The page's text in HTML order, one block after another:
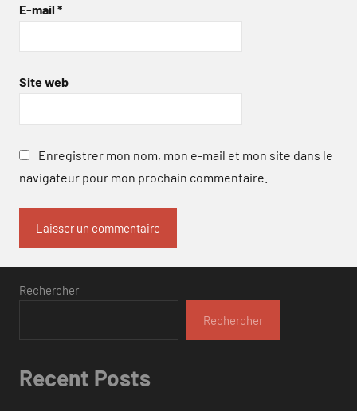
E-mail *
Site web
Enregistrer mon nom, mon e-mail et mon site dans le
navigateur pour mon prochain commentaire.
Rechercher
Rechercher
Recent Posts